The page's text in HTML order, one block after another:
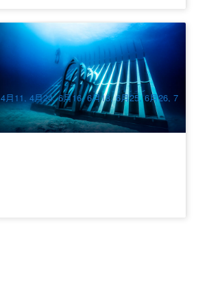
湯斯維爾｜大堡礁浮潛一日遊(John
Brewer Reef)＋水下藝術博物館(MOUA)
Ex: Townsville
48 已預訂
$345.00
TSV03996
4月11, 4月24, 6月16, 6月18, 6月25, 6月26, 7
月20, 7月23, 7月27日